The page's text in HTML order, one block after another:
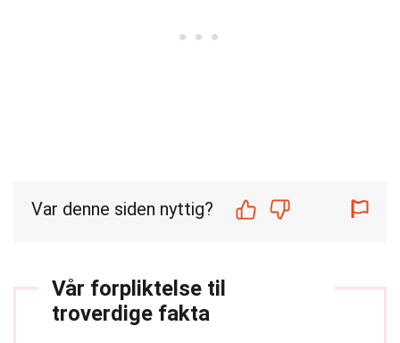
Var denne siden nyttig?
Vår forpliktelse til
troverdige fakta